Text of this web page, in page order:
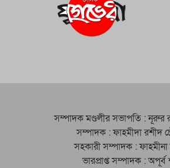
সম্পাদক মণ্ডলীর সভাপতি : নূরুর
সম্পাদক : ফাহমীদা রশীদ
সহকারী সম্পাদক : ফাহমীনা
ভারপ্রাপ্ত সম্পাদক : অপূর্ব